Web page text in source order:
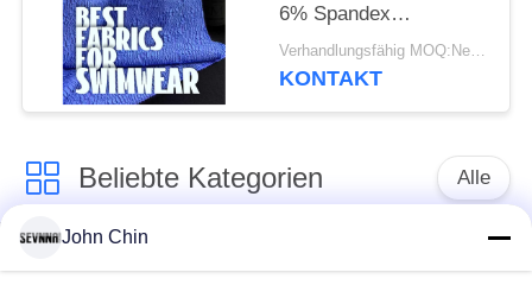
6% Spandex
Recyceltes
Badebekleidungsgewebe
Verhandlungsfähig MOQ:Negotiable
KONTAKT
Beliebte Kategorien Alle
Aufbereitetes
John Chin